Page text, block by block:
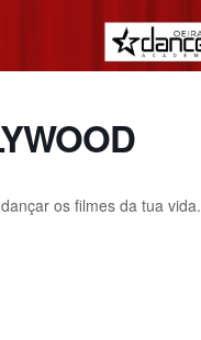
os filmes da tua vida.